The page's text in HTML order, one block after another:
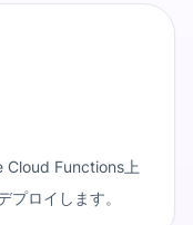
Cloud Functions上
プロイします。